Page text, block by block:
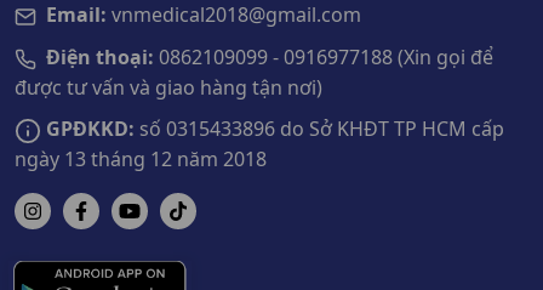
Email: vnmedical2018@gmail.com
Điện thoại: 0862109099 - 0916977188 (Xin gọi để
được tư vấn và giao hàng tận nơi)
GPĐKKD: số 0315433896 do Sở KHĐT TP HCM cấp
ngày 13 tháng 12 năm 2018